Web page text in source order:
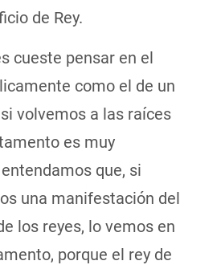
de Rey.
cueste pensar en el
como el de un
volvemos a las raíces
es muy
que, si
una manifestación del
los reyes, lo vemos en
porque el rey de